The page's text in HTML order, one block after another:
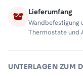
Lieferumfang
Wandbefestigung
Thermostate und
UNTERLAGEN ZUM